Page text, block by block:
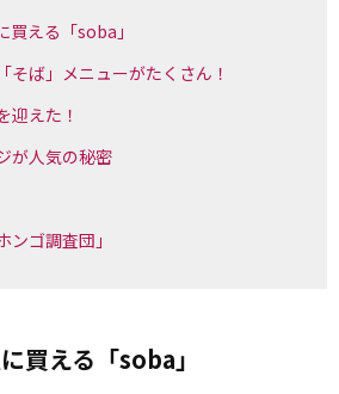
買える「soba」
そば」メニューがたくさん！
迎えた！
が人気の秘密
ゴ調査団」
買える「soba」